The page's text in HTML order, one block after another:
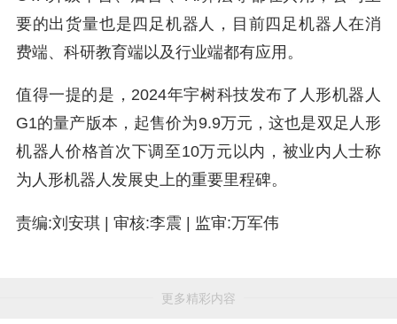
要的出货量也是四足机器人，目前四足机器人在消
费端、科研教育端以及行业端都有应用。
值得一提的是，2024年宇树科技发布了人形机器人
G1的量产版本，起售价为9.9万元，这也是双足人形
机器人价格首次下调至10万元以内，被业内人士称
为人形机器人发展史上的重要里程碑。
责编:刘安琪 | 审核:李震 | 监审:万军伟
更多精彩内容